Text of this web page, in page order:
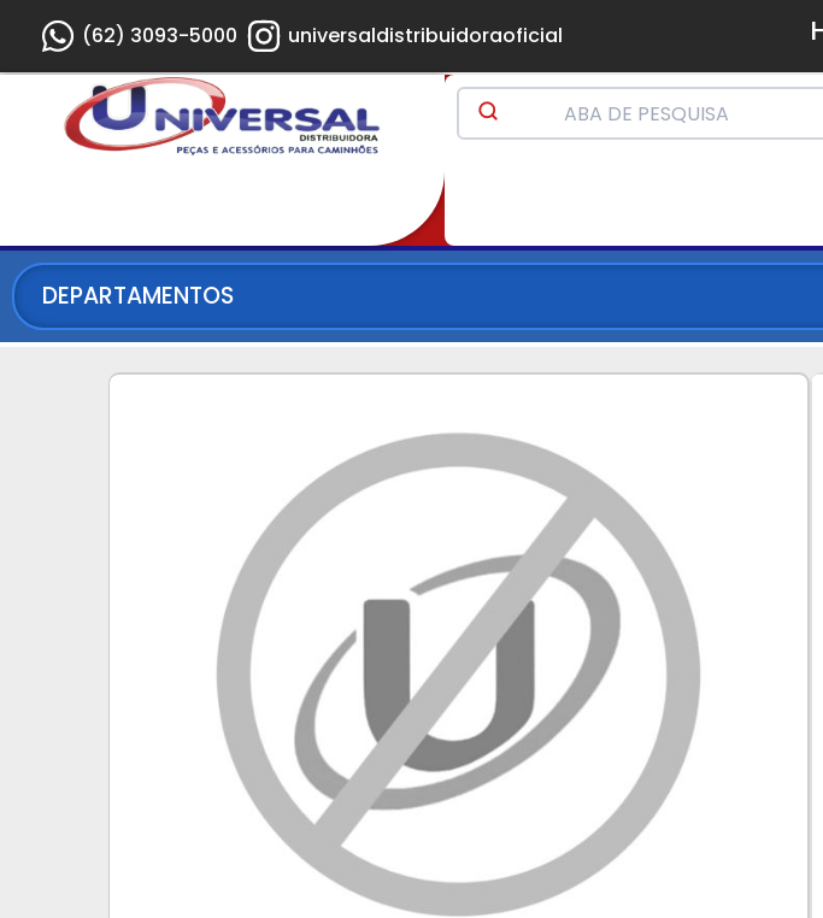
(62) 3093-5000 universaldistribuidoraoficial
DEPARTAMENTOS